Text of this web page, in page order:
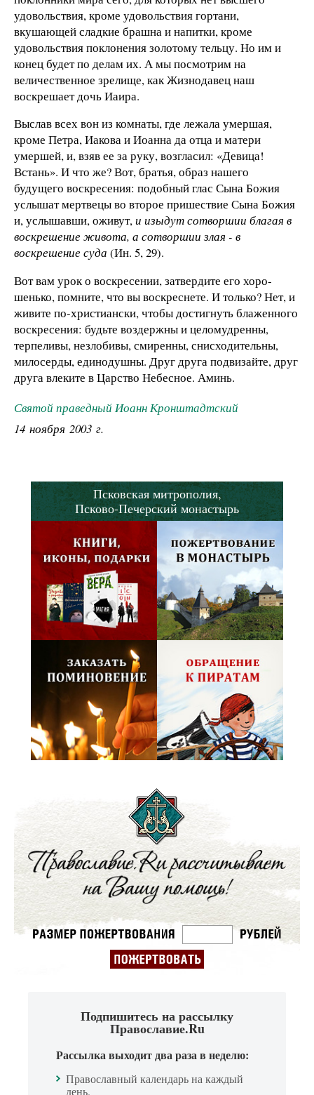
удовольствия, кроме удовольствия гортани,
вкушающей сладкие брашна и напитки, кроме
удовольст­вия поклонения золотому тельцу. Но им и
конец будет по де­лам их. А мы посмотрим на
величественное зрелище, как Жизнодавец наш
воскрешает дочь Иаира.
Выслав всех вон из комнаты, где лежала умершая,
кроме Петра, Иакова и Иоанна да отца и матери
умершей, и, взяв ее за руку, возгласил: «Девица!
Встань». И что же? Вот, братья, образ нашего
будущего воскресения: подобный глас Сына Божия
услышат мертвецы во второе пришествие Сына Божия
и, услышавши, оживут,и изыдут сотворшии благая в
воскрешение живота, а сотворшии злая - в
воскрешение суда (Ин. 5, 29).
Вот вам урок о воскресении, затвердите его хоро­
шенько, помните, что вы воскреснете. И только? Нет, и
живи­те по-христиански, чтобы достигнуть блаженного
воскресе­ния: будьте воздержны и целомудренны,
терпеливы, незло­бивы, смиренны, снисходительны,
милосерды, единодушны. Друг друга подвизайте, друг
друга влеките в Царство Небес­ное. Аминь.
Святой праведный Иоанн Кронштадтский
14 ноября 2003 г.
Псковская митрополия,
Псково-Печерский монастырь
Подпишитесь на рассылку
Православие.Ru
Рассылка выходит два раза в неделю:
Православный календарь на каждый
день.